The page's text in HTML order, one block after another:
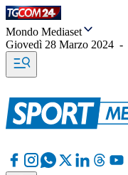
Mondo Mediaset
Giovedì 28 Marzo 2024 -